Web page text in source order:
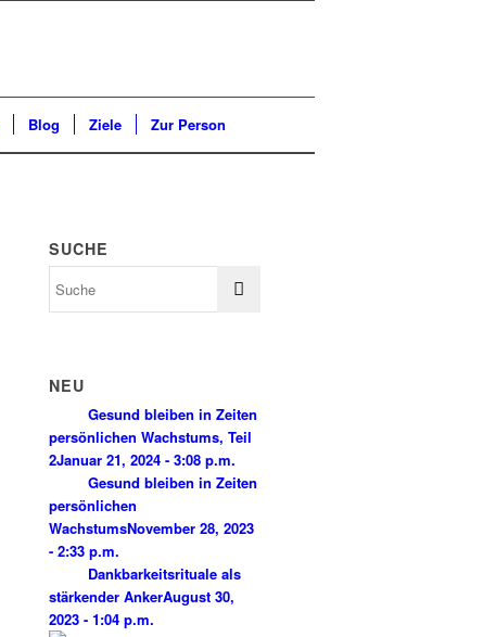
Blog Ziele Zur Person
SUCHE
NEU
Gesund bleiben in Zeiten
persönlichen Wachstums, Teil
2Januar 21, 2024 - 3:08 p.m.
Gesund bleiben in Zeiten
persönlichen
WachstumsNovember 28, 2023
- 2:33 p.m.
Dankbarkeitsrituale als
stärkender AnkerAugust 30,
2023 - 1:04 p.m.